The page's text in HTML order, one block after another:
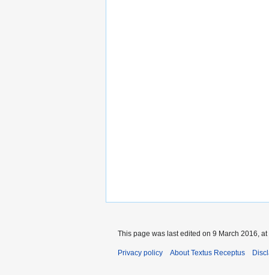
This page was last edited on 9 March 2016, at
Privacy policy About Textus Receptus